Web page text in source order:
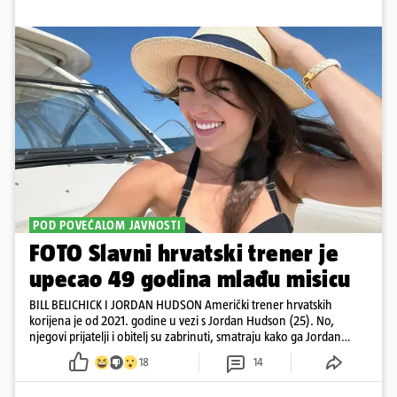
POD POVEĆALOM JAVNOSTI
FOTO Slavni hrvatski trener je
upecao 49 godina mlađu misicu
BILL BELICHICK I JORDAN HUDSON Američki trener hrvatskih
korijena je od 2021. godine u vezi s Jordan Hudson (25). No,
njegovi prijatelji i obitelj su zabrinuti, smatraju kako ga Jordan
kontrolira
18 14